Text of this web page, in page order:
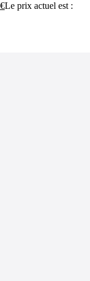
€Le prix actuel est :